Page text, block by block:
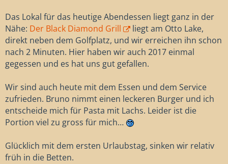
Das Lokal für das heutige Abendessen liegt ganz in der
Nähe: Der Black Diamond Grill
liegt am Otto Lake,
direkt neben dem Golfplatz, und wir erreichen ihn schon
nach 2 Minuten. Hier haben wir auch 2017 einmal
gegessen und es hat uns gut gefallen.
Wir sind auch heute mit dem Essen und dem Service
zufrieden. Bruno nimmt einen leckeren Burger und ich
entscheide mich für Pasta mit Lachs. Leider ist die
Portion viel zu gross für mich…
Glücklich mit dem ersten Urlaubstag, sinken wir relativ
früh in die Betten.